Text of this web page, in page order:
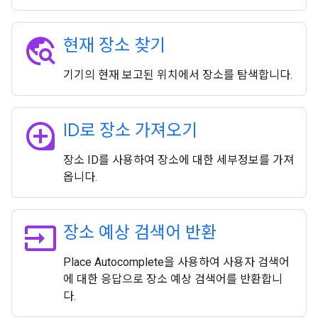
travel_explore 현재 장소 찾기
기기의 현재 보고된 위치에서 장소를 탐색합니다.
loupe ID로 장소 가져오기
장소 ID를 사용하여 장소에 대한 세부정보를 가져
옵니다.
input 장소 예상 검색어 반환
Place Autocomplete을 사용하여 사용자 검색어
에 대한 응답으로 장소 예상 검색어를 반환합니
다.